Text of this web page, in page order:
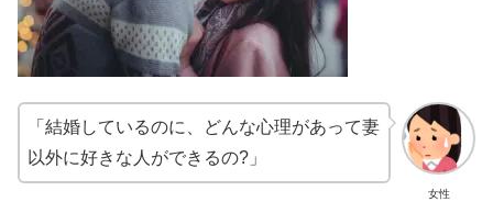
女性
「結婚しているのに、どんな心理があって妻
以外に好きな人ができるの?」